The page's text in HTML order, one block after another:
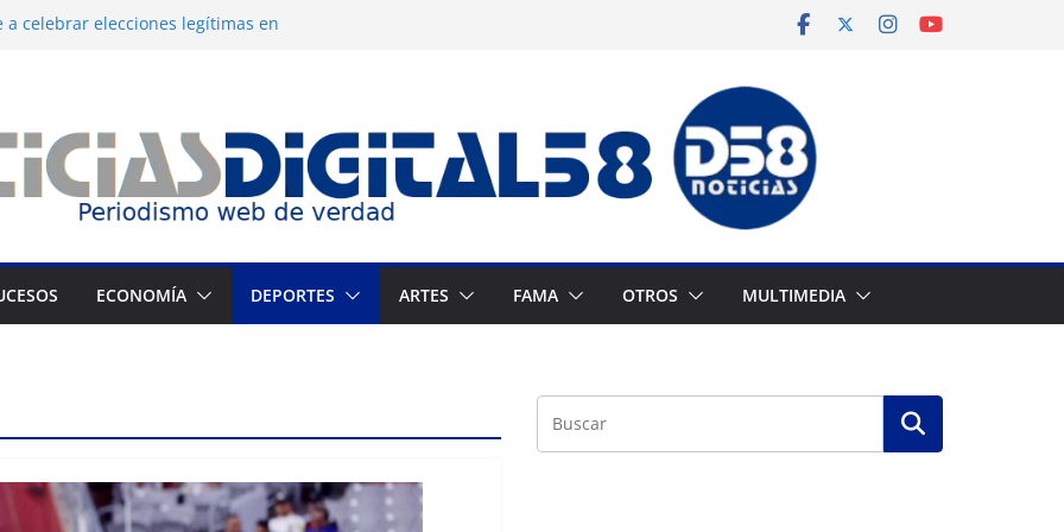
a celebrar elecciones legítimas en
montañista Nirmal Purja tras
cronograma electoral a la mesa de
ECONOMÍA DEPORTES ARTES FAMA OTROS MULTIMEDIA